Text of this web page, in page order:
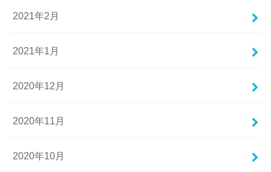
2021年2月
2021年1月
2020年12月
2020年11月
2020年10月